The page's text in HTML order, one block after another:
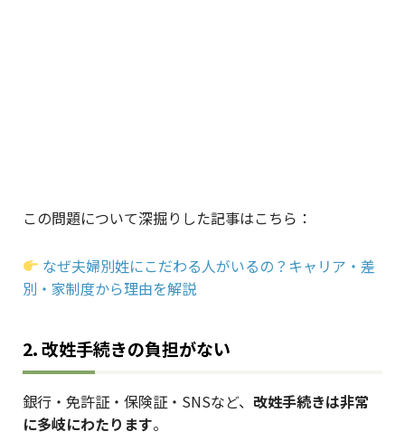
この問題について深掘りした記事はこちら：
なぜ夫婦別姓にこだわる人がいるの？キャリア・差
別・家制度から理由を解説
2. 改姓手続きの負担がない
銀行・免許証・保険証・SNSなど、 改姓手続きは非常
に多岐にわたります。